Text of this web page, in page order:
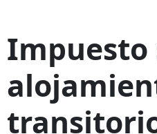
Impuesto